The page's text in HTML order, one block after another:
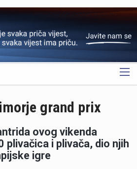
OGLAS
grand prix
ovog vikenda
plivačica i plivača, dio njih
igre